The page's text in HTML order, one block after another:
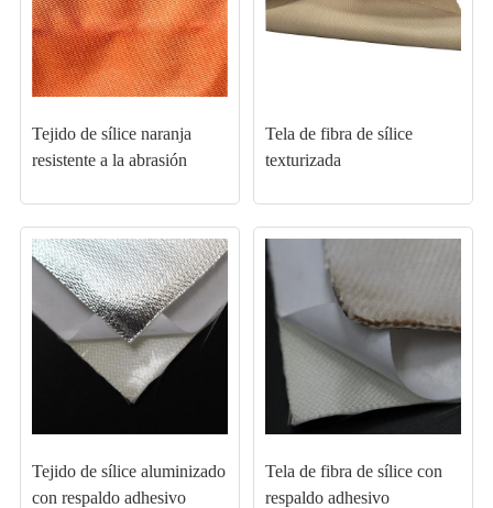
Tejido de sílice naranja
resistente a la abrasión
Tela de fibra de sílice
texturizada
Tejido de sílice aluminizado
con respaldo adhesivo
Tela de fibra de sílice con
respaldo adhesivo